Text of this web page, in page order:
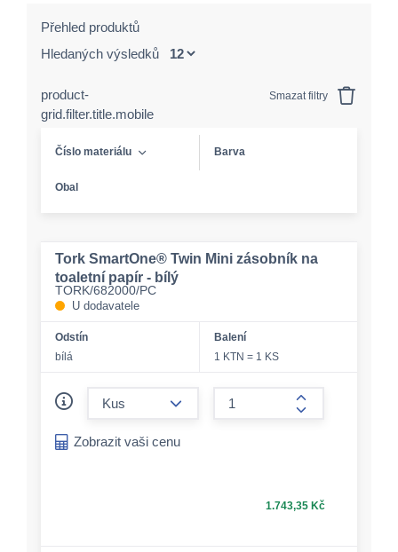
Přehled produktů
Hledaných výsledků
product-
grid.filter.title.mobile
Smazat filtry
Číslo materiálu Barva
Obal
Tork SmartOne® Twin Mini zásobník na
toaletní papír - bílý
TORK/682000/PC
U dodavatele
Odstín
bílá
Balení
1 KTN = 1 KS
form.increase-
Zobrazit vaši cenu
1.743,35 Kč